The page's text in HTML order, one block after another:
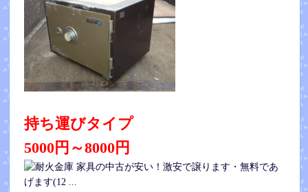
持ち運びタイプ
5000円～8000円